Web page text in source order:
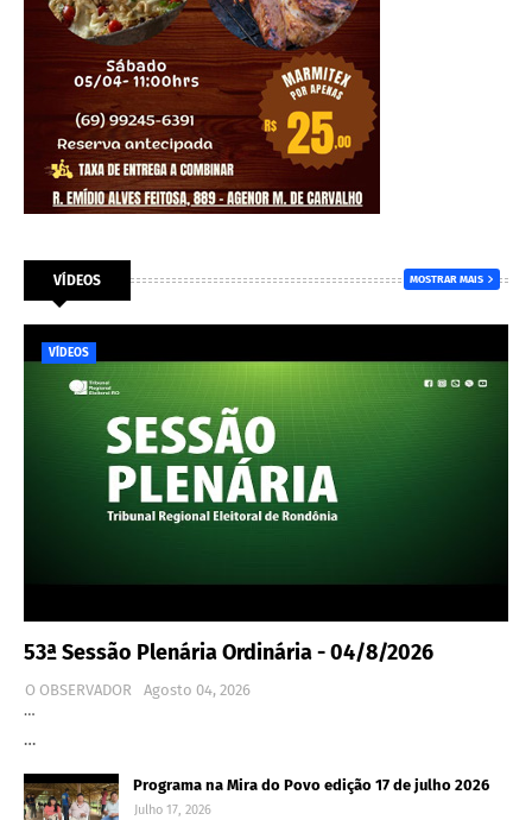
VÍDEOS MOSTRAR MAIS
VÍDEOS
53ª Sessão Plenária Ordinária - 04/8/2026
O OBSERVADOR
Agosto 04, 2026
…
…
Programa na Mira do Povo edição 17 de julho 2026
Julho 17, 2026